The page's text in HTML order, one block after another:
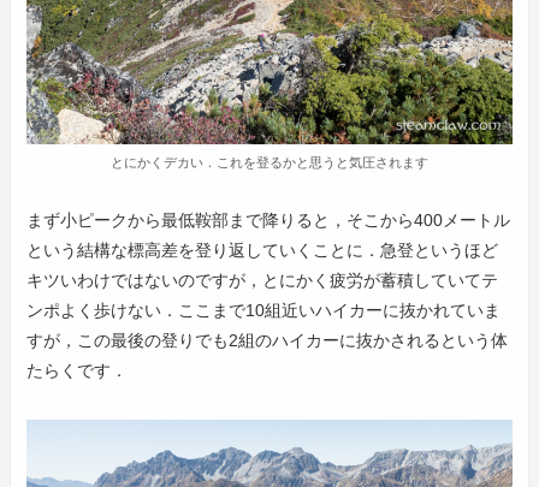
とにかくデカい．これを登るかと思うと気圧されます
まず小ピークから最低鞍部まで降りると，そこから400メートル
という結構な標高差を登り返していくことに．急登というほど
キツいわけではないのですが，とにかく疲労が蓄積していてテ
ンポよく歩けない．ここまで10組近いハイカーに抜かれていま
すが，この最後の登りでも2組のハイカーに抜かされるという体
たらくです．